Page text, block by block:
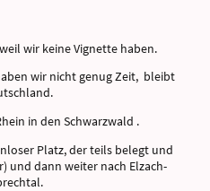
wir keine Vignette haben.
wir nicht genug Zeit, bleibt
in den Schwarzwald .
Platz, der teils belegt und
und dann weiter nach Elzach-